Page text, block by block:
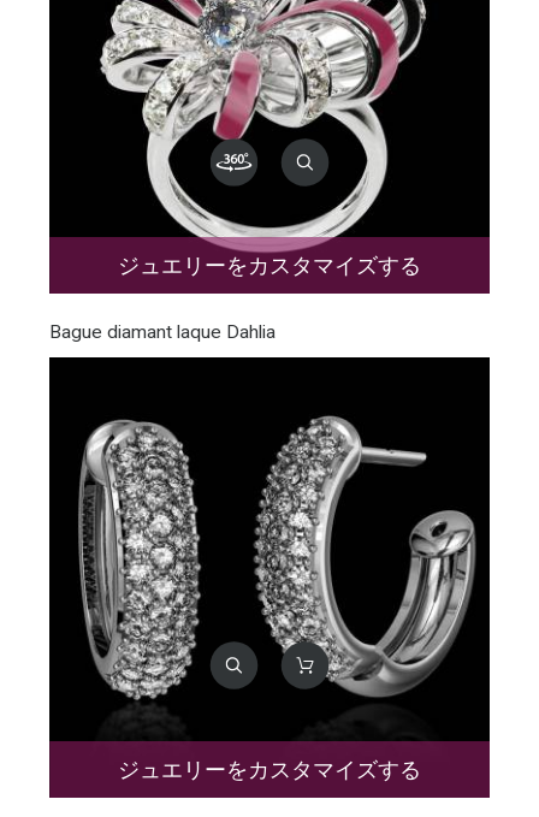
ジュエリーをカスタマイズする
Bague diamant laque Dahlia
ジュエリーをカスタマイズする